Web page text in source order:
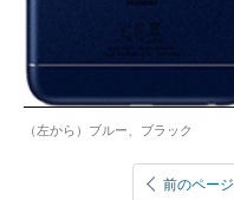
（左から）ブルー、ブラック
前のページ